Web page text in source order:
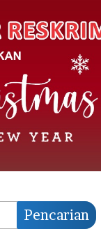
Pencarian